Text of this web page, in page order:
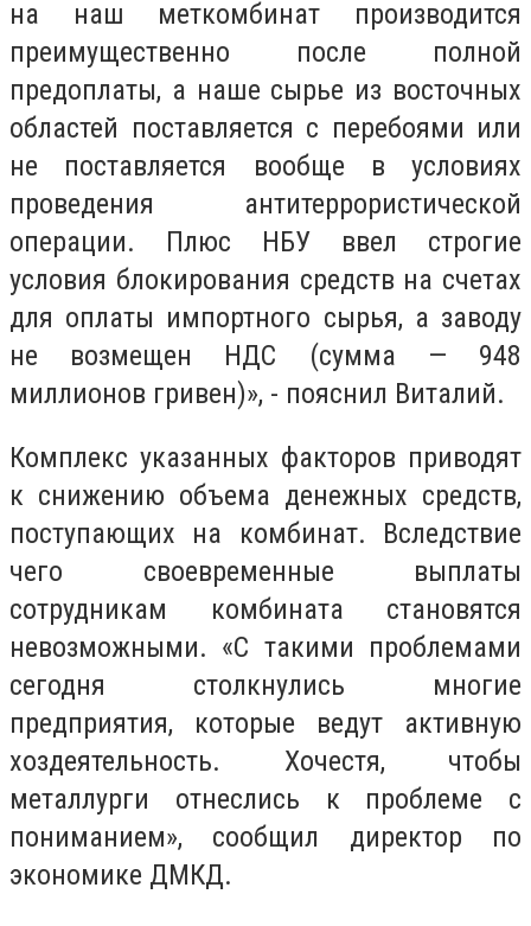
на наш меткомбинат производится
преимущественно после полной
предоплаты, а наше сырье из восточных
областей поставляется с перебоями или
не поставляется вообще в условиях
проведения антитеррористической
операции. Плюс НБУ ввел строгие
условия блокирования средств на счетах
для оплаты импортного сырья, а заводу
не возмещен НДС (сумма — 948
миллионов гривен)», - пояснил Виталий.
Комплекс указанных факторов приводят
к снижению объема денежных средств,
поступающих на комбинат. Вследствие
чего своевременные выплаты
сотрудникам комбината становятся
невозможными. «С такими проблемами
сегодня столкнулись многие
предприятия, которые ведут активную
хоздеятельность. Хочестя, чтобы
металлурги отнеслись к проблеме с
пониманием», сообщил директор по
экономике ДМКД.